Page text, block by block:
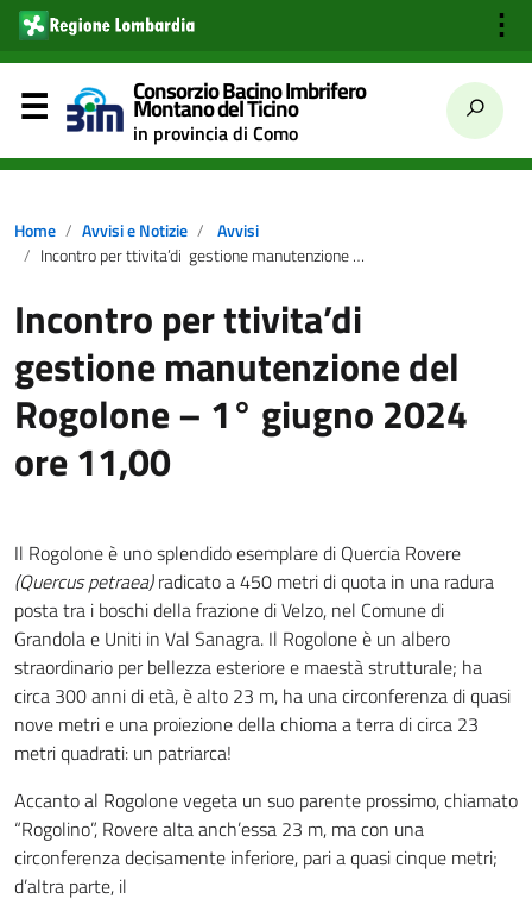
⋮
Consorzio Bacino Imbrifero
Montano del Ticino
in provincia di Como
Home Avvisi e Notizie
Avvisi
Incontro per ttivita’di gestione manutenzione del Rogolone – 1° giugno 2024 ore 11,00
Incontro per ttivita’di
gestione manutenzione del
Rogolone – 1° giugno 2024
ore 11,00
Il Rogolone è uno splendido esemplare di Quercia Rovere
(Quercus petraea)radicato a 450 metri di quota in una radura
posta tra i boschi della frazione di Velzo, nel Comune di
Grandola e Uniti in Val Sanagra. Il Rogolone è un albero
straordinario per bellezza esteriore e maestà strutturale; ha
circa 300 anni di età, è alto 23 m, ha una circonferenza di quasi
nove metri e una proiezione della chioma a terra di circa 23
metri quadrati: un patriarca!
Accanto al Rogolone vegeta un suo parente prossimo, chiamato
“Rogolino”, Rovere alta anch’essa 23 m, ma con una
circonferenza decisamente inferiore, pari a quasi cinque metri;
d’altra parte, il